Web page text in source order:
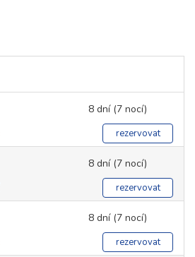
8 dní (7 nocí)
rezervovat
8 dní (7 nocí)
rezervovat
8 dní (7 nocí)
rezervovat